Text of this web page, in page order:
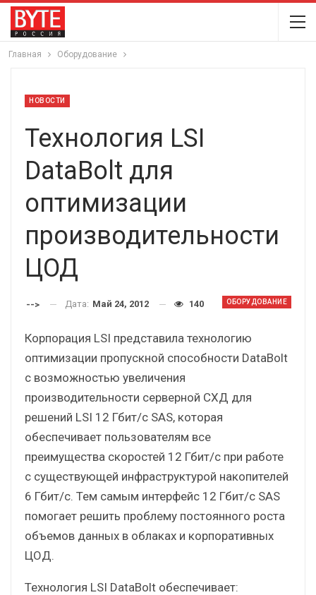
Главная Оборудование
НОВОСТИ
Технология LSI
DataBolt для
оптимизации
производительности
ЦОД
ОБОРУДОВАНИЕ
--> Дата: Май 24, 2012 140
Корпорация LSI представила технологию
оптимизации пропускной способности DataBolt
с возможностью увеличения
производительности серверной СХД для
решений LSI 12 Гбит/с SAS, которая
обеспечивает пользователям все
преимущества скоростей 12 Гбит/с при работе
с существующей инфраструктурой накопителей
6 Гбит/с. Тем самым интерфейс 12 Гбит/с SAS
помогает решить проблему постоянного роста
объемов данных в облаках и корпоративных
ЦОД.
Технология LSI DataBolt обеспечивает: